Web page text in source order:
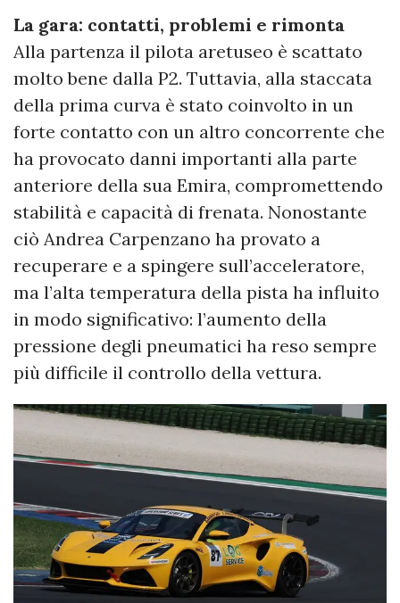
La gara: contatti, problemi e rimonta
Alla partenza il pilota aretuseo è scattato
molto bene dalla P2. Tuttavia, alla staccata
della prima curva è stato coinvolto in un
forte contatto con un altro concorrente che
ha provocato danni importanti alla parte
anteriore della sua Emira, compromettendo
stabilità e capacità di frenata. Nonostante
ciò Andrea Carpenzano ha provato a
recuperare e a spingere sull’acceleratore,
ma l’alta temperatura della pista ha influito
in modo significativo: l’aumento della
pressione degli pneumatici ha reso sempre
più difficile il controllo della vettura.